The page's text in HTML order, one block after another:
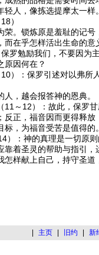
人，像拣选提摩太一样。
）
锁炼原是羞耻的记号
在乎怎样活出生命的意
罗勉励我们，不要因为
因何在？
）：保罗引述对以弗所
，越会报答神的恩典。
～12）：故此，保罗
反正，福音因而更得释
标，为福音受苦是值得
）：神的真理是一切原
靠着圣灵的帮助与指引，
样献上自己，持守圣道
| 主页 | 旧约 | 新